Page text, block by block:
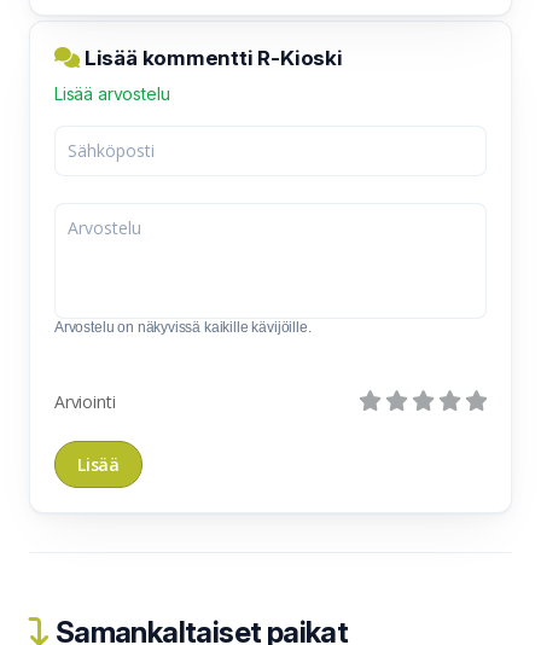
Lisää kommentti R-Kioski
Lisää arvostelu
Arvostelu on näkyvissä kaikille kävijöille.
Arviointi
Samankaltaiset paikat